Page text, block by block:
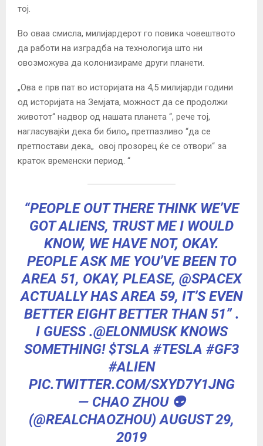
тој.
Во оваа смисла, милијардерот го повика човештвото
да работи на изградба на технологија што ни
овозможува да колонизираме други планети.
„Ова е прв пат во историјата на 4,5 милијарди години
од историјата на Земјата, можност да се продолжи
животот“ надвор од нашата планета “, рече тој,
нагласувајќи дека би било„ претпазливо “да се
претпостави дека„ овој прозорец ќе се отвори“ за
краток временски период. “
“PEOPLE OUT THERE THINK WE’VE
GOT ALIENS, TRUST ME I WOULD
KNOW, WE HAVE NOT, OKAY.
PEOPLE ASK ME YOU’VE BEEN TO
AREA 51, OKAY, PLEASE, @SPACEX
ACTUALLY HAS AREA 59, IT’S EVEN
BETTER EIGHT BETTER THAN 51” .
I GUESS .@ELONMUSKKNOWS
SOMETHING!$TSLA #TESLA #GF3
#ALIEN
PIC.TWITTER.COM/SXYD7Y1JNG
— CHAO ZHOU 👽
(@REALCHAOZHOU)AUGUST 29,
2019